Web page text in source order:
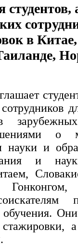
в
о
науки и
и
обучения.